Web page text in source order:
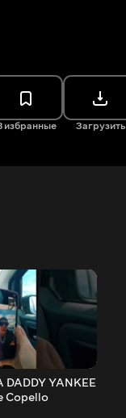
избранные Загрузить
DADDY YANKEE
Copello